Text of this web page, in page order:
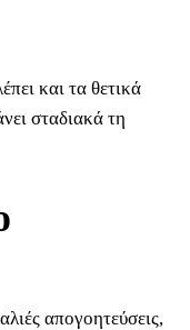
και τα θετικά
σταδιακά τη
απογοητεύσεις,